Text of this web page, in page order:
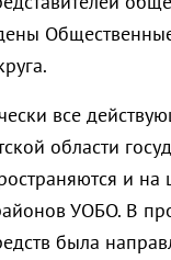
все
области
и на
УОБО. В
была